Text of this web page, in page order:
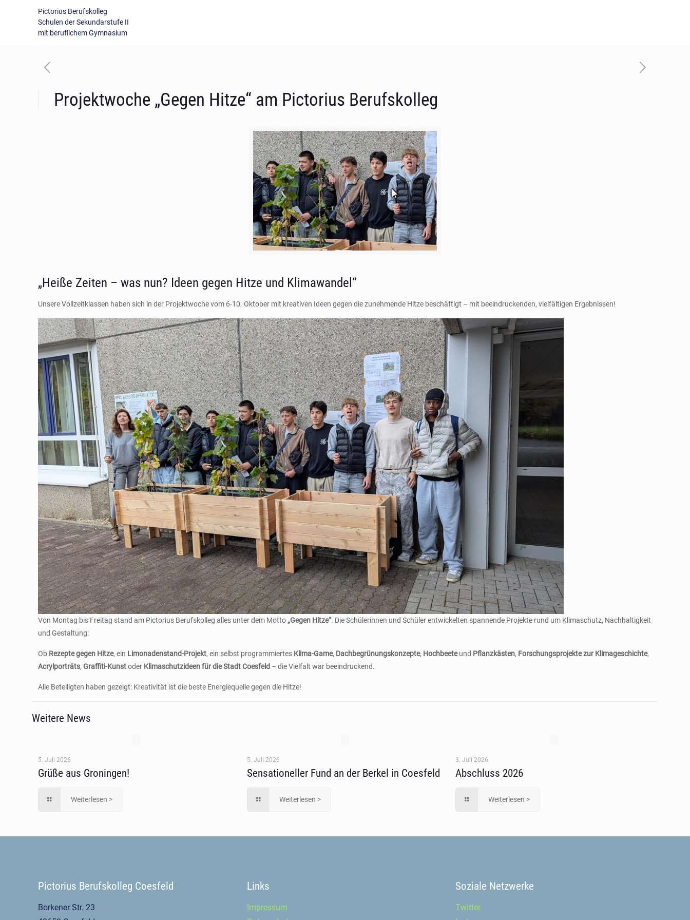
Pictorius Berufskolleg
Schulen der Sekundarstufe II
mit beruflichem Gymnasium
Projektwoche „Gegen Hitze“ am Pictorius Berufskolleg
„Heiße Zeiten – was nun? Ideen gegen Hitze und Klimawandel“
Unsere Vollzeitklassen haben sich in der Projektwoche vom 6-10. Oktober mit kreativen Ideen gegen die zunehmende Hitze beschäftigt – mit beeindruckenden, vielfältigen Ergebnissen!
Von Montag bis Freitag stand am Pictorius Berufskolleg alles unter dem Motto „Gegen Hitze“. Die Schülerinnen und Schüler entwickelten spannende Projekte rund um Klimaschutz, Nachhaltigkeit
und Gestaltung:
Ob Rezepte gegen Hitze, ein Limonadenstand-Projekt, ein selbst programmiertes Klima-Game, Dachbegrünungskonzepte, Hochbeeteund Pflanzkästen, Forschungsprojekte zur Klimageschichte,
Acrylporträts,Graffiti-Kunstoder Klimaschutzideen für die Stadt Coesfeld – die Vielfalt war beeindruckend.
Alle Beteiligten haben gezeigt: Kreativität ist die beste Energiequelle gegen die Hitze!
Weitere News
5. Juli 2026
Grüße aus Groningen!
Weiterlesen >
5. Juli 2026
Sensationeller Fund an der Berkel in Coesfeld
Weiterlesen >
3. Juli 2026
Abschluss 2026
Weiterlesen >
Pictorius Berufskolleg Coesfeld
Borkener Str. 23
Links
Impressum
Soziale Netzwerke
Twitter